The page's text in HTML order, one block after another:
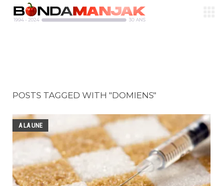
POSTS TAGGED WITH "DOMIENS"
A LA UNE